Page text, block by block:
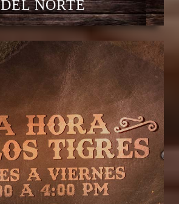
DEL NORTE